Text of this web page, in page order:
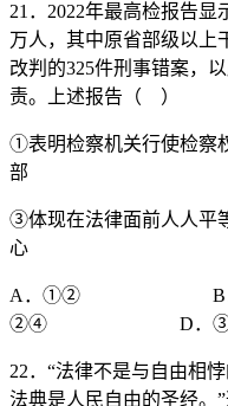
21．2022年最高检报告
万人，其中原省部级以上
改判的325件刑事错案，
责。上述报告（ ）
①表明检察机关行使检
部
③体现在法律面前人人
心
A．①② B
②④ D．
22．“法律不是与自由相
法典是人民自由的圣经。